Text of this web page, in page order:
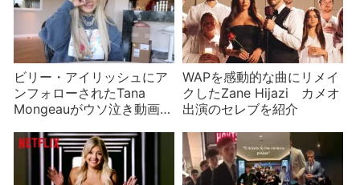
ビリー・アイリッシュにア
ンフォローされたTana
Mongeauがウソ泣き動画を
WAPを感動的な曲にリメイ
クしたZane Hijazi カメオ
出演のセレブを紹介